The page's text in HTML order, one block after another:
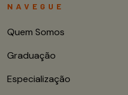
NAVEGUE
Quem Somos
Graduação
Especialização